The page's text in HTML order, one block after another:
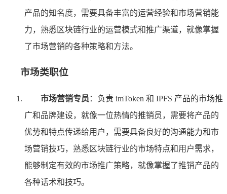
产品的知名度，需要具备丰富的运营经验和市场营销能
力，熟悉区块链行业的运营模式和推广渠道，就像掌握
了市场营销的各种策略和方法。
市场类职位
市场营销专员 ：负责 imToken 和 IPFS 产品的市场推
广和品牌建设，就像一位热情的推销员，需要将产品的
优势和特点传递给用户，需要具备良好的沟通能力和市
场营销技巧，熟悉区块链行业的市场特点和用户需求，
能够制定有效的市场推广策略，就像掌握了推销产品的
各种话术和技巧。